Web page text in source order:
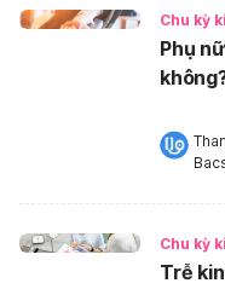
Chu kỳ
Phụ
Chu kỳ
Trễ